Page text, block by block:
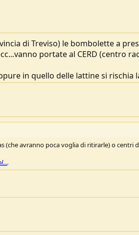
di Treviso) le bombolette a
portate al CERD (centro
in quello delle lattine si rischia
(che avranno poca voglia di ritirarle) o centri
.